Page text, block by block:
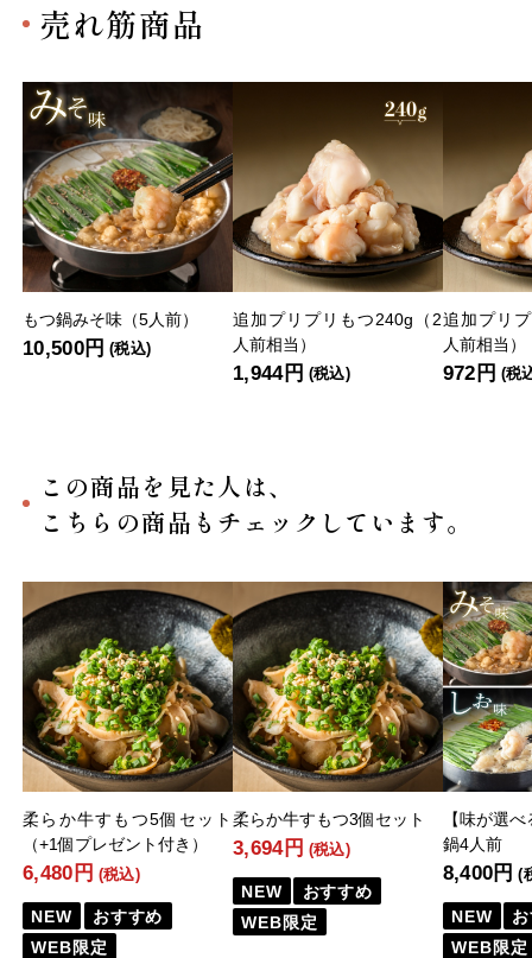
売れ筋商品
もつ鍋みそ味（5人前）
10,500円 (税込)
追加プリプリもつ240g（2
人前相当）
1,944円 (税込)
追加プリ
人前相当）
972円 (税
この商品を見た人は、
こちらの商品もチェックしています。
柔らか牛すもつ5個セット
（+1個プレゼント付き）
6,480円 (税込)
NEW
おすすめ
WEB限定
柔らか牛すもつ3個セット
3,694円 (税込)
NEW
おすすめ
WEB限定
【味が選
鍋4人前
8,400円 (
NEW
WEB限定